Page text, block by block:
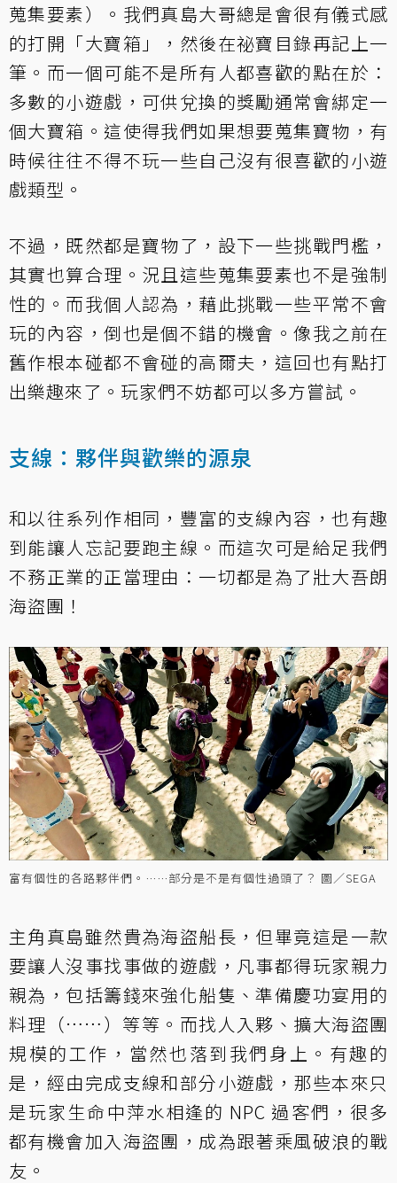
蒐集要素）。我們真島大哥總是會很有儀式感
的打開「大寶箱」，然後在祕寶目錄再記上一
筆。而一個可能不是所有人都喜歡的點在於：
多數的小遊戲，可供兌換的獎勵通常會綁定一
個大寶箱。這使得我們如果想要蒐集寶物，有
時候往往不得不玩一些自己沒有很喜歡的小遊
戲類型。
不過，既然都是寶物了，設下一些挑戰門檻，
其實也算合理。況且這些蒐集要素也不是強制
性的。而我個人認為，藉此挑戰一些平常不會
玩的內容，倒也是個不錯的機會。像我之前在
舊作根本碰都不會碰的高爾夫，這回也有點打
出樂趣來了。玩家們不妨都可以多方嘗試。
支線：夥伴與歡樂的源泉
和以往系列作相同，豐富的支線內容，也有趣
到能讓人忘記要跑主線。而這次可是給足我們
不務正業的正當理由：一切都是為了壯大吾朗
海盜團！
富有個性的各路夥伴們。……部分是不是有個性過頭了？ 圖／SEGA
主角真島雖然貴為海盜船長，但畢竟這是一款
要讓人沒事找事做的遊戲，凡事都得玩家親力
親為，包括籌錢來強化船隻、準備慶功宴用的
料理（……）等等。而找人入夥、擴大海盜團
規模的工作，當然也落到我們身上。有趣的
是，經由完成支線和部分小遊戲，那些本來只
是玩家生命中萍水相逢的 NPC 過客們，很多
都有機會加入海盜團，成為跟著乘風破浪的戰
友。